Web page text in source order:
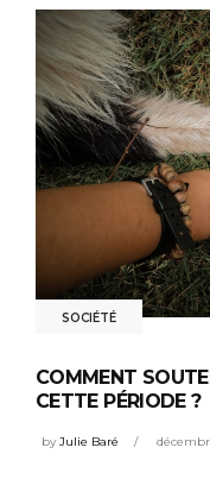
SOCIÉTÉ
COMMENT
CETTE PÉRIODE ?
byJulie Baré